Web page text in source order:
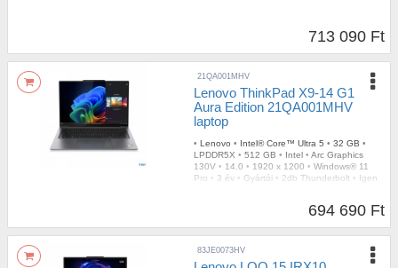
713 090 Ft
21QA001MHV
Lenovo ThinkPad X9-14 G1
Aura Edition 21QA001MHV
laptop
• Lenovo • Intel® Core™ Ultra 5 • 32 GB •
LPDDR5X • 512 GB • Intel • Arc Graphics
130V • 14.0 • 1920 x 1200 • Windows® 11
Pro • 3 év • Gyártói • 2db Thunderbolt • Igen
694 690 Ft
83JE0073HV